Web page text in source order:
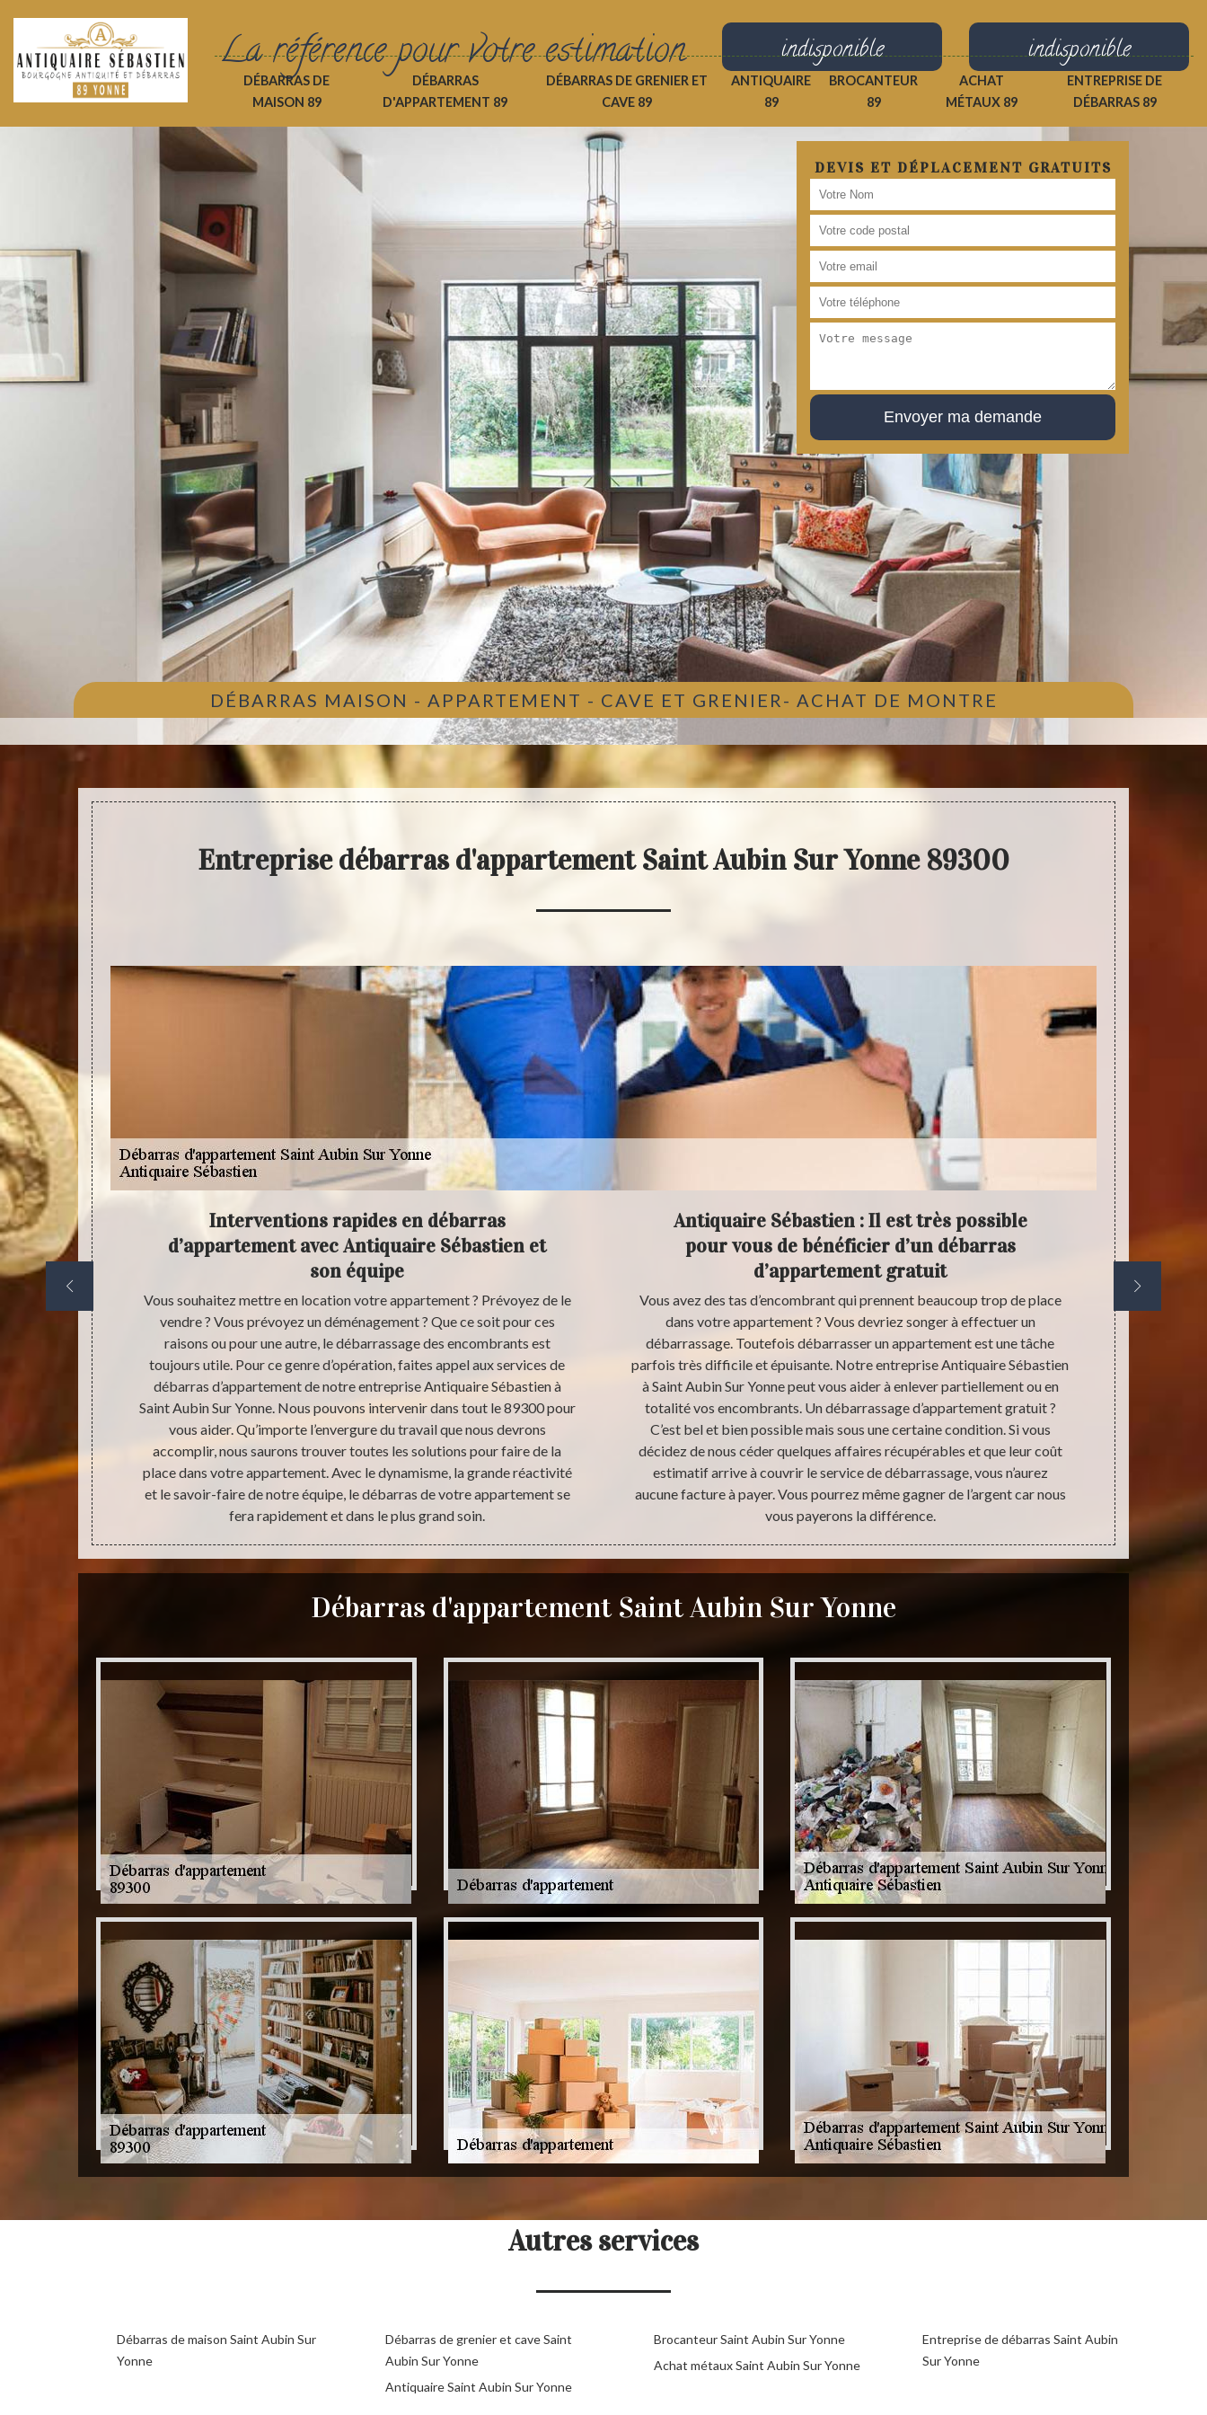
La référence pour votre estimation indisponible indisponible
DÉBARRAS DE
MAISON 89
DÉBARRAS
D'APPARTEMENT 89
DÉBARRAS DE GRENIER ET
CAVE 89
ANTIQUAIRE
89
BROCANTEUR
89
ACHAT
MÉTAUX 89
ENTREPRISE DE
DÉBARRAS 89
DEVIS ET DÉPLACEMENT GRATUITS
DÉBARRAS MAISON - APPARTEMENT - CAVE ET GRENIER- ACHAT DE MONTRE
Entreprise débarras d'appartement Saint Aubin Sur Yonne 89300
vos
Aubin
tout le
Interventions rapides en débarras
d’appartement avec Antiquaire Sébastien et
son équipe
Vous souhaitez mettre en location votre appartement ? Prévoyez de le
vendre ? Vous prévoyez un déménagement ? Que ce soit pour ces
raisons ou pour une autre, le débarrassage des encombrants est
toujours utile. Pour ce genre d’opération, faites appel aux services de
débarras d’appartement de notre entreprise Antiquaire Sébastien à
Saint Aubin Sur Yonne. Nous pouvons intervenir dans tout le 89300 pour
vous aider. Qu’importe l’envergure du travail que nous devrons
accomplir, nous saurons trouver toutes les solutions pour faire de la
place dans votre appartement. Avec le dynamisme, la grande réactivité
et le savoir-faire de notre équipe, le débarras de votre appartement se
fera rapidement et dans le plus grand soin.
Antiquaire Sébastien : Il est très possible
pour vous de bénéficier d’un débarras
d’appartement gratuit
Vous avez des tas d’encombrant qui prennent beaucoup trop de place
dans votre appartement ? Vous devriez songer à effectuer un
débarrassage. Toutefois débarrasser un appartement est une tâche
parfois très difficile et épuisante. Notre entreprise Antiquaire Sébastien
à Saint Aubin Sur Yonne peut vous aider à enlever partiellement ou en
totalité vos encombrants. Un débarrassage d’appartement gratuit ?
C’est bel et bien possible mais sous une certaine condition. Si vous
décidez de nous céder quelques affaires récupérables et que leur coût
estimatif arrive à couvrir le service de débarrassage, vous n’aurez
aucune facture à payer. Vous pourrez même gagner de l’argent car nous
vous payerons la différence.
Débarras d'appartement Saint Aubin Sur Yonne
Autres services
Débarras de maison Saint Aubin Sur
Yonne
Débarras de grenier et cave Saint
Aubin Sur Yonne
Antiquaire Saint Aubin Sur Yonne
Brocanteur Saint Aubin Sur Yonne
Achat métaux Saint Aubin Sur Yonne
Entreprise de débarras Saint Aubin
Sur Yonne